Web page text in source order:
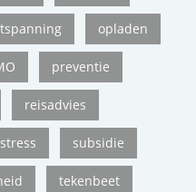
opladen
preventie
reisadvies
stress subsidie
tekenbeet